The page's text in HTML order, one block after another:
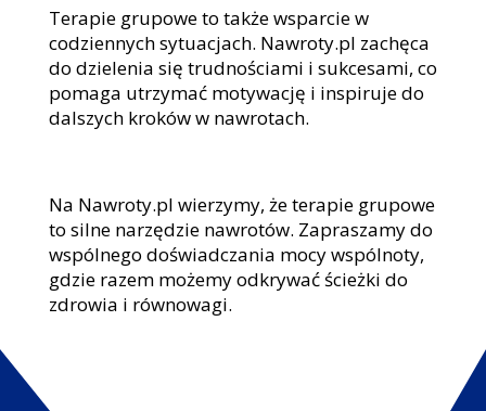
Terapie grupowe to także wsparcie w
codziennych sytuacjach. Nawroty.pl zachęca
do dzielenia się trudnościami i sukcesami, co
pomaga utrzymać motywację i inspiruje do
dalszych kroków w nawrotach.
Na Nawroty.pl wierzymy, że terapie grupowe
to silne narzędzie nawrotów. Zapraszamy do
wspólnego doświadczania mocy wspólnoty,
gdzie razem możemy odkrywać ścieżki do
zdrowia i równowagi.